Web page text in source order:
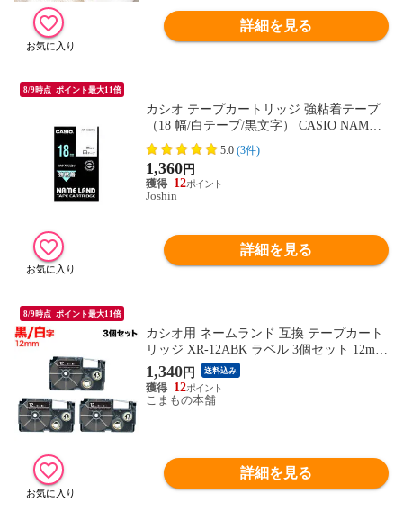
詳細を見る
8/9時点_ポイント最大11倍
カシオ テープカートリッジ 強粘着テープ
（18 幅/白テープ/黒文字） CASIO NAME L
AND（ネームランド） XR-18GWE 【返品
種別A】
5.0 (3件)
1,360円
12
Joshin
詳細を見る
8/9時点_ポイント最大11倍
カシオ用 ネームランド 互換 テープカート
リッジ XR-12ABK ラベル 3個セット 12mm
／黒テープ／白文字
1,340円 送料込み
12
こまもの本舗
詳細を見る